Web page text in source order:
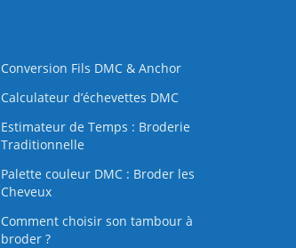
Conversion Fils DMC & Anchor
Calculateur d’échevettes DMC
Estimateur de Temps : Broderie
Traditionnelle
Palette couleur DMC : Broder les
Cheveux
Comment choisir son tambour à
broder ?